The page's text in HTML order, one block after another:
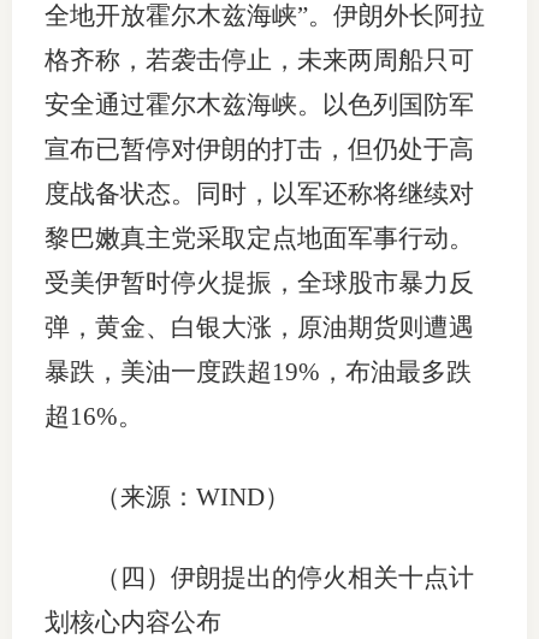
全地开放霍尔木兹海峡”。伊朗外长阿拉
格齐称，若袭击停止，未来两周船只可
安全通过霍尔木兹海峡。以色列国防军
宣布已暂停对伊朗的打击，但仍处于高
度战备状态。同时，以军还称将继续对
黎巴嫩真主党采取定点地面军事行动。
受美伊暂时停火提振，全球股市暴力反
弹，黄金、白银大涨，原油期货则遭遇
暴跌，美油一度跌超19%，布油最多跌
超16%。
（来源：WIND）
（四）伊朗提出的停火相关十点计
划核心内容公布